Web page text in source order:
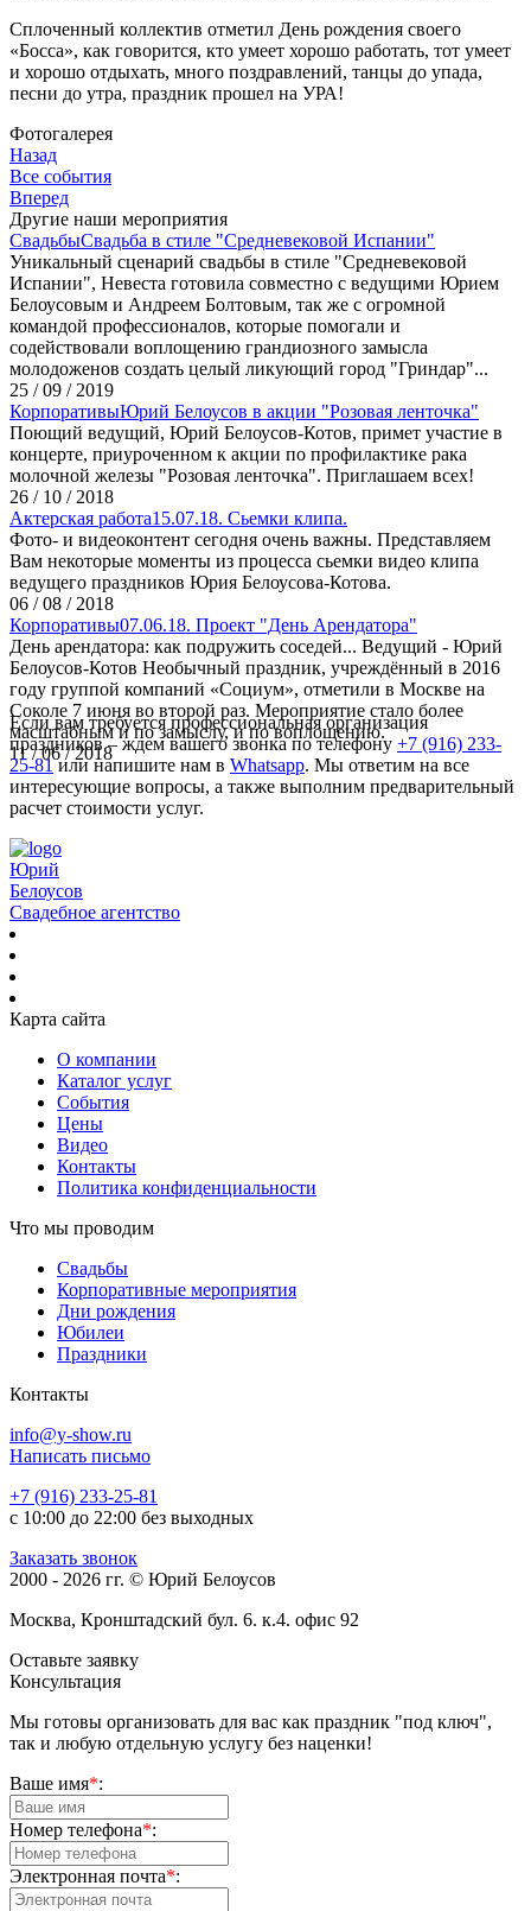
Сплоченный коллектив отметил День рождения своего
«Босса», как говорится, кто умеет хорошо работать, тот умеет
и хорошо отдыхать, много поздравлений, танцы до упада,
песни до утра, праздник прошел на УРА!
Фотогалерея
Назад
Вce события
Вперед
Другие наши мероприятия
СвадьбыСвадьба в стиле "Средневековой Испании"
Уникальный сценарий свадьбы в стиле "Средневековой
Испании", Невеста готовила совместно с ведущими Юрием
Белоусовым и Андреем Болтовым, так же с огромной
командой профессионалов, которые помогали и
содействовали воплощению грандиозного замысла
молодоженов создать целый ликующий город "Гриндар"...
25 / 09 / 2019
КорпоративыЮрий Белоусов в акции "Розовая ленточка"
Поющий ведущий, Юрий Белоусов-Котов, примет участие в
концерте, приуроченном к акции по профилактике рака
молочной железы "Розовая ленточка". Приглашаем всех!
26 / 10 / 2018
Актерская работа15.07.18. Сьемки клипа.
Фото- и видеоконтент сегодня очень важны. Представляем
Вам некоторые моменты из процесса сьемки видео клипа
ведущего праздников Юрия Белоусова-Котова.
06 / 08 / 2018
Корпоративы07.06.18. Проект "День Арендатора"
День арендатора: как подружить соседей... Ведущий - Юрий
Белоусов-Котов Необычный праздник, учреждённый в 2016
году группой компаний «Социум», отметили в Москве на
Соколе 7 июня во второй раз. Мероприятие стало более
масштабным и по замыслу, и по воплощению.
11 / 06 / 2018
Если вам требуется профессиональная организация
праздников – ждем вашего звонка по телефону +7 (916) 233-
25-81или напишите нам в Whatsapp. Мы ответим на все
интересующие вопросы, а также выполним предварительный
расчет стоимости услуг.
Юрий
Белоусов
Свадебное агентство
Карта сайта
О компании
Каталог услуг
События
Цены
Видео
Контакты
Политика конфиденциальности
Что мы проводим
Свадьбы
Корпоративные мероприятия
Дни рождения
Юбилеи
Праздники
Контакты
info@y-show.ru
Написать письмо
+7 (916) 233-25-81
с 10:00 до 22:00 без выходных
Заказать звонок
2000 - 2026 гг. © Юрий Белоусов
Москва, Кронштадский бул. 6. к.4. офис 92
Оставьте заявку
Консультация
Мы готовы организовать для вас как праздник "под ключ",
так и любую отдельную услугу без наценки!
Ваше имя*:
Номер телефона*:
Электронная почта*: